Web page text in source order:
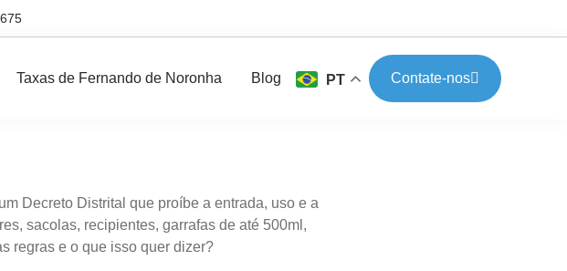
Taxas de Fernando de Noronha Blog PT Contate-nos
Decreto Distrital que proíbe a entrada, uso e a
sacolas, recipientes, garrafas de até 500ml,
regras e o que isso quer dizer?